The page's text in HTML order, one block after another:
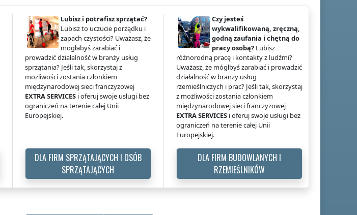
Lubisz i potrafisz sprzątać?
Lubisz to uczucie porządku i
zapach czystości? Uważasz, że
mogłabyś zarabiać i
prowadzić działalność w branży usług
sprzątania? Jeśli tak, skorzystaj z
możliwości zostania członkiem
międzynarodowej sieci franczyzowej
EXTRA SERVICES i oferuj swoje usługi bez
ograniczeń na terenie całej Unii
Europejskiej.
DLA FIRM SPRZĄTAJĄCYCH I OSÓB
SPRZĄTAJĄCYCH
Czy jesteś
wykwalifikowaną, zręczną,
godną zaufania i chętną do
pracy osobą?Lubisz
różnorodną pracę i kontakty z ludźmi?
Uważasz, że mógłbyś zarabiać i prowadzić
działalność w branży usług
rzemieślniczych i prac? Jeśli tak, skorzystaj
z możliwości zostania członkiem
międzynarodowej sieci franczyzowej
EXTRA SERVICESi oferuj swoje usługi bez
ograniczeń na terenie całej Unii
Europejskiej.
DLA FIRM BUDOWLANYCH I
RZEMIEŚLNIKÓW